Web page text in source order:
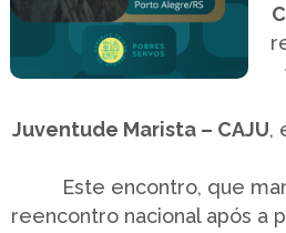
Juventude Marista – CAJU,
Este encontro, que
reencontro nacional após a